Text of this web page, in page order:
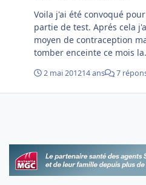
Voila j'ai été convoqué
partie de test. Aprés cela
moyen de contraception
tomber enceinte ce mois
d'importance pour rentrer
de savoir comment sont
nous y pensons... J'attend
2 mai 201214 ans 7